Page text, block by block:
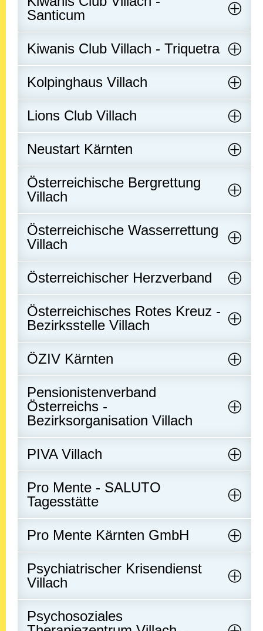
Santicum
Kiwanis Club Villach - Triquetra
Kolpinghaus Villach
Lions Club Villach
Neustart Kärnten
Österreichische Bergrettung
Villach
Österreichische Wasserrettung
Villach
Österreichischer Herzverband
Österreichisches Rotes Kreuz -
Bezirksstelle Villach
ÖZIV Kärnten
Pensionistenverband
Österreichs -
Bezirksorganisation Villach
PIVA Villach
Pro Mente - SALUTO
Tagesstätte
Pro Mente Kärnten GmbH
Psychiatrischer Krisendienst
Villach
Psychosoziales